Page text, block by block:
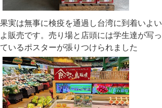
果実は無事に検疫を通過し台湾に到着いよい
よ販売です。売り場と店頭には学生達が写っ
ているポスターが張りつけられました